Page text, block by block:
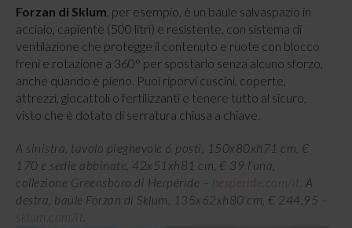
Forzan di Sklum , per esempio, è un baule salvaspazio in
acciaio, capiente (500 litri) e resistente, con sistema di
ventilazione che protegge il contenuto e ruote con blocco
freni e rotazione a 360° per spostarlo senza alcuno sforzo,
anche quando è pieno. Puoi riporvi cuscini, coperte,
attrezzi, giocattoli o fertilizzanti e tenere tutto al sicuro,
visto che è dotato di serratura chiusa a chiave.
A sinistra, tavolo pieghevole 6 posti, 150x80xh71 cm, €
170 e sedie abbinate, 42x51xh81 cm, € 39 l’una,
collezione Greensboro di Herpéride – hesperide.com/it . A
destra, baule Forzan di Sklum, 135x62xh80 cm, € 244,95 –
sklum.com/it